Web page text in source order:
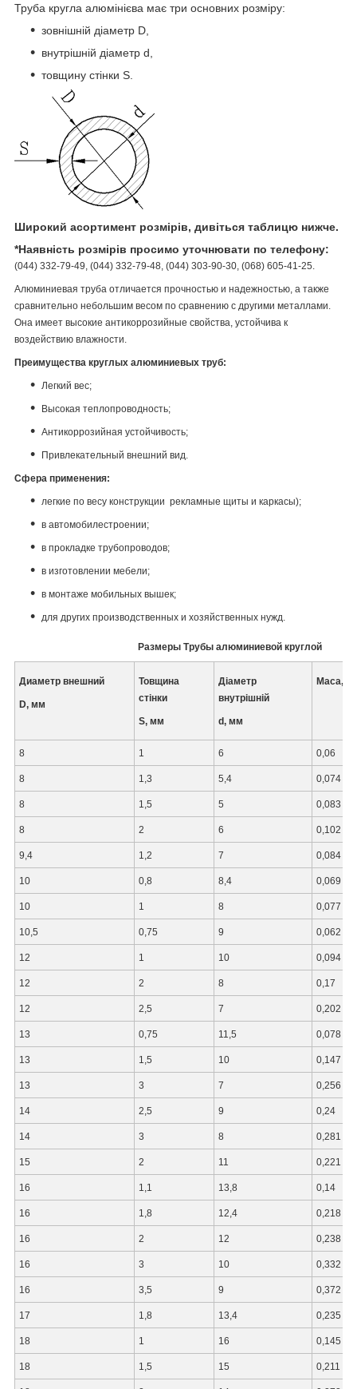
Труба кругла алюмінієва має три основних розміру:
зовнішній діаметр D,
внутрішній діаметр d,
товщину стінки S.
Широкий асортимент розмірів, дивіться таблицю нижче.
*Наявність розмірів просимо уточнювати по телефону:
(044) 332-79-49, (044) 332-79-48, (044) 303-90-30, (068) 605-41-25.
Алюминиевая труба отличается прочностью и надежностью, а также
сравнительно небольшим весом по сравнению с другими металлами.
Она имеет высокие антикоррозийные свойства, устойчива к
воздействию влажности.
Преимущества круглых алюминиевых труб:
Легкий вес;
Высокая теплопроводность;
Антикоррозийная устойчивость;
Привлекательный внешний вид.
Сфера применения:
легкие по весу конструкции рекламные щиты и каркасы);
в автомобилестроении;
в прокладке трубопроводов;
в изготовлении мебели;
в монтаже мобильных вышек;
для других производственных и хозяйственных нужд.
Размеры Трубы алюминиевой круглой
Диаметр внешний
D, мм
Товщина
стінки
S, мм
Діаметр
внутрішній
d, мм
Маса,
8 1 6 0,06
8 1,3 5,4 0,074
8 1,5 5 0,083
8 2 6 0,102
9,4 1,2 7 0,084
10 0,8 8,4 0,069
10 1 8 0,077
10,5 0,75 9 0,062
12 1 10 0,094
12 2 8 0,17
12 2,5 7 0,202
13 0,75 11,5 0,078
13 1,5 10 0,147
13 3 7 0,256
14 2,5 9 0,24
14 3 8 0,281
15 2 11 0,221
16 1,1 13,8 0,14
16 1,8 12,4 0,218
16 2 12 0,238
16 3 10 0,332
16 3,5 9 0,372
17 1,8 13,4 0,235
18 1 16 0,145
18 1,5 15 0,211